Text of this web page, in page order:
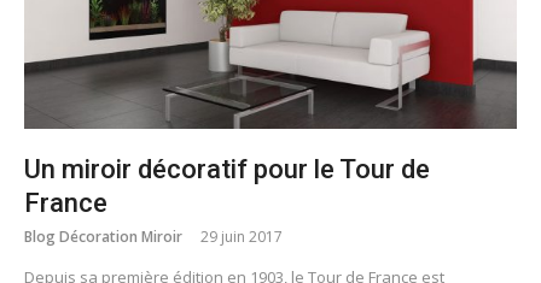
Un miroir décoratif pour le Tour de
France
Blog Décoration Miroir 29 juin 2017
Depuis sa première édition en 1903, le Tour de France est